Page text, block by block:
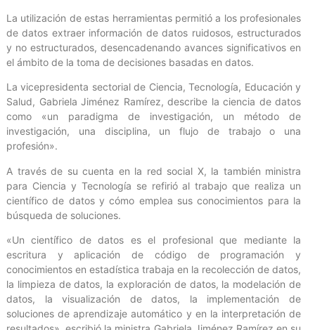
La utilización de estas herramientas permitió a los profesionales
de datos extraer información de datos ruidosos, estructurados
y no estructurados, desencadenando avances significativos en
el ámbito de la toma de decisiones basadas en datos.
La vicepresidenta sectorial de Ciencia, Tecnología, Educación y
Salud, Gabriela Jiménez Ramírez, describe la ciencia de datos
como «un paradigma de investigación, un método de
investigación, una disciplina, un flujo de trabajo o una
profesión».
A través de su cuenta en la red social X, la también ministra
para Ciencia y Tecnología se refirió al trabajo que realiza un
científico de datos y cómo emplea sus conocimientos para la
búsqueda de soluciones.
«Un científico de datos es el profesional que mediante la
escritura y aplicación de código de programación y
conocimientos en estadística trabaja en la recolección de datos,
la limpieza de datos, la exploración de datos, la modelación de
datos, la visualización de datos, la implementación de
soluciones de aprendizaje automático y en la interpretación de